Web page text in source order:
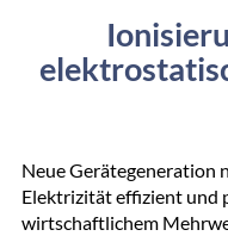
Neue Gerätegeneration
Elektrizität effizient und
wirtschaftlichem